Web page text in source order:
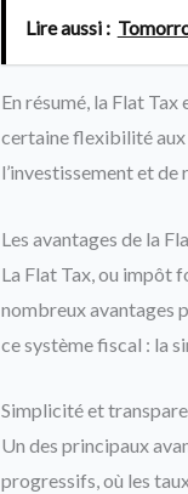
Lire aussi :
En résumé, la Flat
certaine flexibilité aux
l’investissement et
Les avantages de la
La Flat Tax, ou impôt
nombreux avantages
ce système fiscal : la
Simplicité et
Un des principaux
progressifs, où les